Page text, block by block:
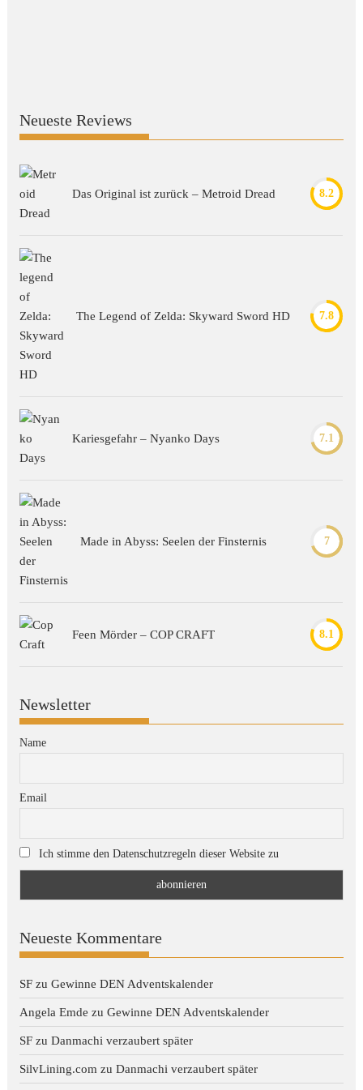
Neueste Reviews
Das Original ist zurück – Metroid Dread 8.2
The Legend of Zelda: Skyward Sword HD 7.8
Kariesgefahr – Nyanko Days 7.1
Made in Abyss: Seelen der Finsternis 7
Feen Mörder – COP CRAFT 8.1
Newsletter
Name
Email
Ich stimme den Datenschutzregeln dieser Website zu
Neueste Kommentare
SF zuGewinne DEN Adventskalender
Angela Emde zuGewinne DEN Adventskalender
SF zuDanmachi verzaubert später
SilvLining.com zuDanmachi verzaubert später